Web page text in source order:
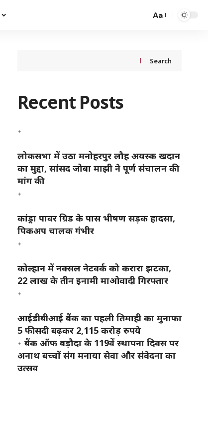
Aa
Search
Recent Posts
लोकसभा में उठा मनोहरपुर लौह अयस्क खदान
का मुद्दा, सांसद जोबा माझी ने पूर्ण संचालन की
मांग की
कांड्रा पावर ग्रिड के पास भीषण सड़क हादसा,
पिकअप चालक गंभीर
कोल्हान में नक्सल नेटवर्क को करारा झटका,
22 लाख के तीन इनामी माओवादी गिरफ्तार
आईडीबीआई बैंक का पहली तिमाही का मुनाफा
5 फीसदी बढ़कर 2,115 करोड़ रुपये
बैंक ऑफ बड़ौदा के 119वें स्थापना दिवस पर
अनाथ बच्चों संग मनाया सेवा और संवेदना का
उत्सव